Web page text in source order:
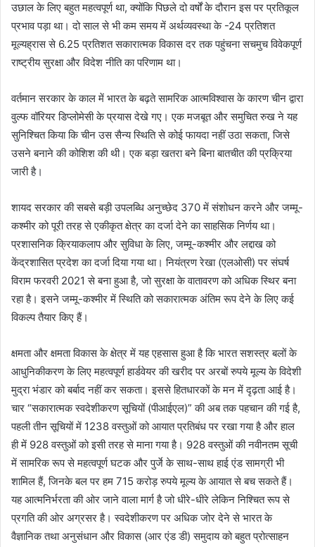
उछाल के लिए बहुत महत्वपूर्ण था, क्योंकि पिछले दो वर्षों के दौरान इस पर प्रतिकूल
प्रभाव पड़ा था। दो साल से भी कम समय में अर्थव्यवस्था के -24 प्रतिशत
मूल्यह्रास से 6.25 प्रतिशत सकारात्मक विकास दर तक पहुंचना सचमुच विवेकपूर्ण
राष्ट्रीय सुरक्षा और विदेश नीति का परिणाम था।
वर्तमान सरकार के काल में भारत के बढ़ते सामरिक आत्मविश्वास के कारण चीन द्वारा
वुल्फ वॉरियर डिप्लोमेसी के प्रयास देखे गए। एक मजबूत और समुचित रुख ने यह
सुनिश्चित किया कि चीन उस सैन्य स्थिति से कोई फायदा नहीं उठा सकता, जिसे
उसने बनाने की कोशिश की थी। एक बड़ा खतरा बने बिना बातचीत की प्रक्रिया
जारी है।
शायद सरकार की सबसे बड़ी उपलब्धि अनुच्छेद 370 में संशोधन करने और जम्मू-
कश्मीर को पूरी तरह से एकीकृत क्षेत्र का दर्जा देने का साहसिक निर्णय था।
प्रशासनिक क्रियाकलाप और सुविधा के लिए, जम्मू-कश्मीर और लद्दाख को
केंद्रशासित प्रदेश का दर्जा दिया गया था। नियंत्रण रेखा (एलओसी) पर संघर्ष
विराम फरवरी 2021 से बना हुआ है, जो सुरक्षा के वातावरण को अधिक स्थिर बना
रहा है। इसने जम्मू-कश्मीर में स्थिति को सकारात्मक अंतिम रूप देने के लिए कई
विकल्प तैयार किए हैं।
क्षमता और क्षमता विकास के क्षेत्र में यह एहसास हुआ है कि भारत सशस्त्र बलों के
आधुनिकीकरण के लिए महत्वपूर्ण हार्डवेयर की खरीद पर अरबों रुपये मूल्य के विदेशी
मुद्रा भंडार को बर्बाद नहीं कर सकता। इससे हितधारकों के मन में दृढ़ता आई है।
चार “सकारात्मक स्वदेशीकरण सूचियों (पीआईएल)” की अब तक पहचान की गई है,
पहली तीन सूचियों में 1238 वस्तुओं को आयात प्रतिबंध पर रखा गया है और हाल
ही में 928 वस्तुओं को इसी तरह से माना गया है। 928 वस्तुओं की नवीनतम सूची
में सामरिक रूप से महत्वपूर्ण घटक और पुर्जे के साथ-साथ हाई एंड सामग्री भी
शामिल हैं, जिनके बल पर हम 715 करोड़ रुपये मूल्य के आयात से बच सकते हैं।
यह आत्मनिर्भरता की ओर जाने वाला मार्ग है जो धीरे-धीरे लेकिन निश्चित रूप से
प्रगति की ओर अग्रसर है। स्वदेशीकरण पर अधिक जोर देने से भारत के
वैज्ञानिक तथा अनुसंधान और विकास (आर एंड डी) समुदाय को बहुत प्रोत्साहन